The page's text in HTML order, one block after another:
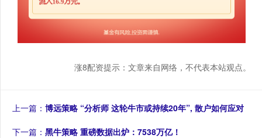
涨8配资提示：文章来自网络，不代表本站观点。
上一篇： 博远策略 “分析师 这轮牛市或持续20年”, 散户如何应对
下一篇： 黑牛策略 重磅数据出炉：7538万亿！